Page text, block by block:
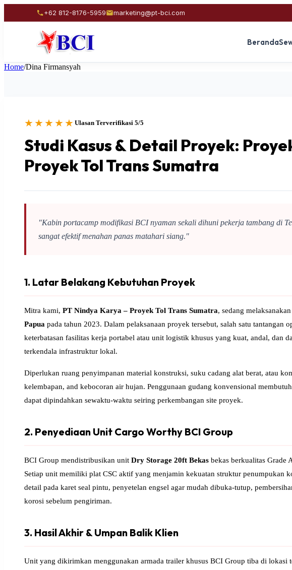
+62 812-8176-5959 marketing@pt-bci.com
Beranda
Home/Dina Firmansyah
★★★★★ Ulasan Terverifikasi 5/5
Studi Kasus & Detail Proyek:
Proyek Tol Trans Sumatra
"Kabin portacamp modifikasi BCI nyaman sekali dihuni pekerja tambang di
sangat efektif menahan panas matahari siang."
1. Latar Belakang Kebutuhan Proyek
Mitra kami, PT Nindya Karya – Proyek Tol Trans Sumatra, sedang
Papua pada tahun 2023. Dalam pelaksanaan proyek tersebut, salah satu tantangan
keterbatasan fasilitas kerja portabel atau unit logistik khusus yang kuat, andal, dan
terkendala infrastruktur lokal.
Diperlukan ruang penyimpanan material konstruksi, suku cadang alat berat, atau
kelembapan, and kebocoran air hujan. Penggunaan gudang konvensional
dapat dipindahkan sewaktu-waktu seiring perkembangan site proyek.
2. Penyediaan Unit Cargo Worthy BCI Group
BCI Group mendistribusikan unit Dry Storage 20ft Bekas bekas berkualitas Grade
Setiap unit memiliki plat CSC aktif yang menjamin kekuatan struktur penumpukan
detail pada karet seal pintu, penyetelan engsel agar mudah dibuka-tutup,
korosi sebelum pengiriman.
3. Hasil Akhir & Umpan Balik Klien
Unit yang dikirimkan menggunakan armada trailer khusus BCI Group tiba di lokasi